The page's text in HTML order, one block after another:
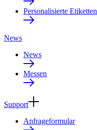
Personalisierte Etiketten
News
News
Messen
Support
Anfrageformular